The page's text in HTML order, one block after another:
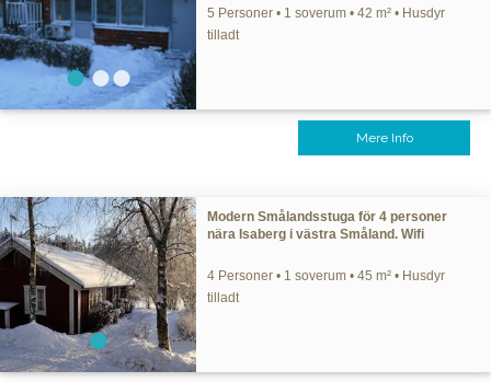
5 Personer • 1 soverum • 42 m² • Husdyr
tilladt
Mere Info
Modern Smålandsstuga för 4 personer
nära Isaberg i västra Småland. Wifi
4 Personer • 1 soverum • 45 m² • Husdyr
tilladt